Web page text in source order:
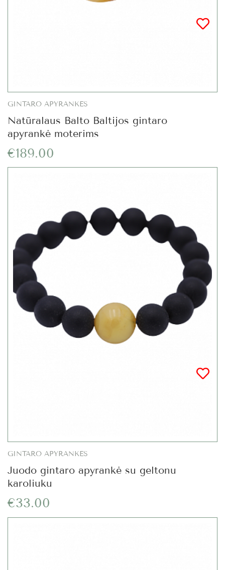
GINTARO APYRANKĖS
Natūralaus Balto Baltijos gintaro
apyrankė moterims
€189.00
GINTARO APYRANKĖS
Juodo gintaro apyrankė su geltonu
karoliuku
€33.00